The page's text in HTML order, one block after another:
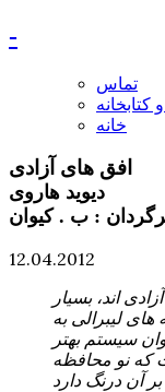
-
تماس
کتابخانه
خانه
افق های آزادی
دیوید هاروی
: ب . کیوان
12.04.2012
اند، بسیار
های لیبرالی به
سیستم بهتر
که نو محافظه